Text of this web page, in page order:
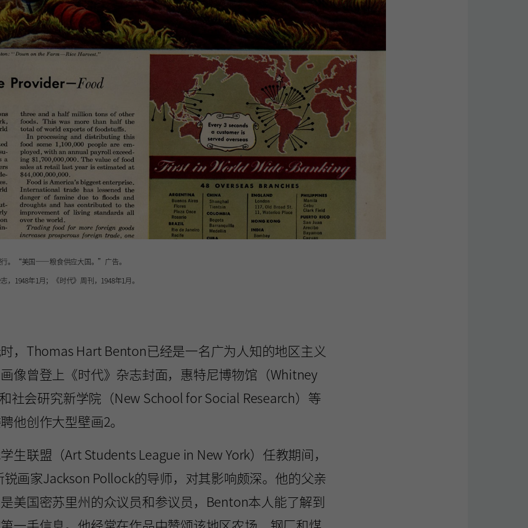
行。“美国——粮食供应大国。”广告。
，1948年1月；《时代》周刊，1948年1月。
，Thomas Hart Benton已经是一名广为人知的地区主义
像曾登上《时代》杂志封面，惠特尼博物馆（Whitney
社会研究新学院（New School for Social Research）等
他创作大型壁画2。
生联盟（Art Students League in New York）任教期间，
画家Jackson Pollock的导师，对其影响颇深。他的父亲
美国密苏里州的众议员和参议员，Benton本人能了解到